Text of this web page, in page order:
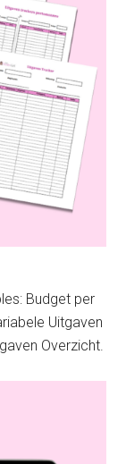
Budget per
Uitgaven
Overzicht.